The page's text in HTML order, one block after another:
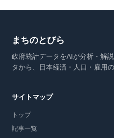
まちのとびら
政府統計データをAIが分析・解
タから、日本経済・人口・雇用
サイトマップ
トップ
記事一覧